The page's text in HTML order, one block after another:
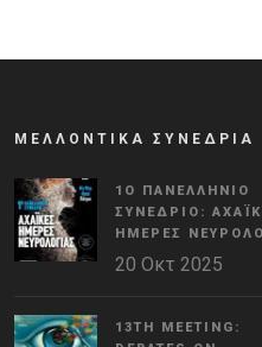
ΜΕΛΛΟΝΤΙΚΑ ΣΥΝΕΔΡΙΑ
1Ο ΠΑΝΕΛΛΉΝΙΟ
ΣΥΝΈΔΡΙΟ:
ΗΜΈΡΕΣ
20 Οκτ 2025
13TH MEETING: